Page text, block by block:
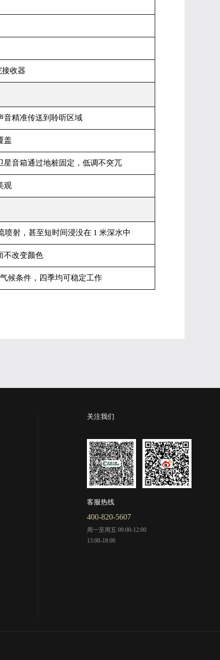
收器
音精准传送到聆听区域
盖
音箱通过地桩固定，低调不突兀
观
射，甚至短时间浸没在 1 米深水中
不改变颜色
候条件，四季均可稳定工作
关注我们
客服热线
400-820-5607
周一至周五 09:00-12:00
13:00-18:00